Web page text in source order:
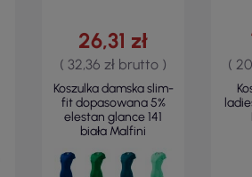
26,31 zł
( 32,36 zł brutto )
Koszulka damska slim-
fit dopasowana 5%
elestan glance 141
biała Malfini
(